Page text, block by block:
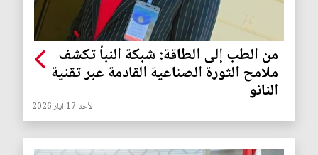
من الطب إلى الطاقة: شبكة النبأ تكشف
ملامح الثورة الصناعية القادمة عبر تقنية
النانو
الأحد 17 آيار 2026